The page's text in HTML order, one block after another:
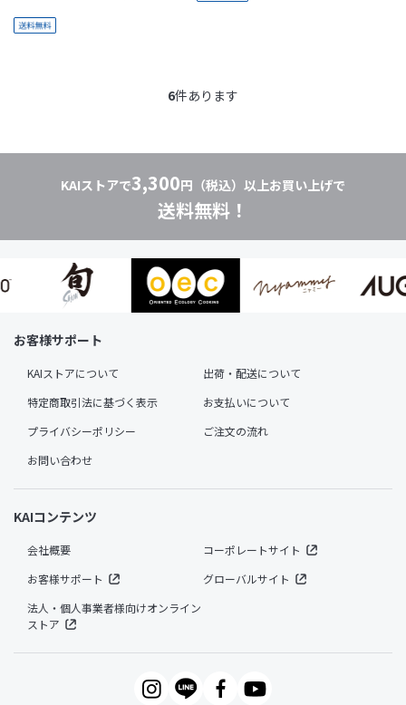
6件あります
KAIストアで3,300円（税込）以上お買い上げで
送料無料！
お客様サポート
KAIストアについて
出荷・配送について
特定商取引法に基づく表示
お支払いについて
プライバシーポリシー
ご注文の流れ
お問い合わせ
KAIコンテンツ
会社概要
コーポレートサイト
お客様サポート
グローバルサイト
法人・個人事業者様向けオンライン
ストア